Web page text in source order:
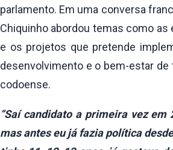
parlamento. Em uma conversa
Chiquinho abordou temas como as
e os projetos que pretende
desenvolvimento e o bem-estar de
codoense.
“Saí candidato a primeira vez em
mas antes eu já fazia política